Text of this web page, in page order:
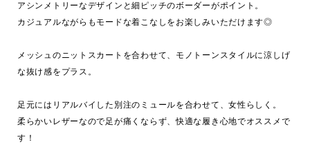
アシンメトリーなデザインと細ピッチのボーダーがポイント。
カジュアルながらもモードな着こなしをお楽しみいただけます◎
メッシュのニットスカートを合わせて、モノトーンスタイルに涼しげ
な抜け感をプラス。
足元にはリアルバイした別注のミュールを合わせて、女性らしく。
柔らかいレザーなので足が痛くならず、快適な履き心地でオススメで
す！